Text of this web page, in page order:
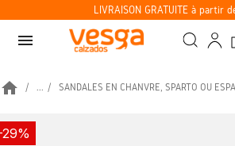
LIVRAISON GRATUITE à partir
menu
home ... SANDALES EN CHANVRE, SPARTO OU